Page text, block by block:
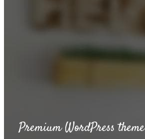
Premium WordPress theme